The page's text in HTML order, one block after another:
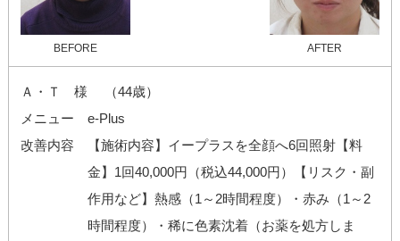
BEFORE AFTER
Ａ・Ｔ 様 （44歳）
メニュー
e-Plus
改善内容
【施術内容】イープラスを全顔へ6回照射【料
金】1回40,000円（税込44,000円）【リスク・副
作用など】熱感（1～2時間程度）・赤み（1～2
時間程度）・稀に色素沈着（お薬を処方しま